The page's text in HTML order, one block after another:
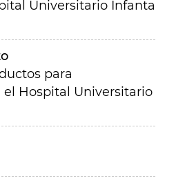
Universitario Infanta
para
el Hospital Universitario